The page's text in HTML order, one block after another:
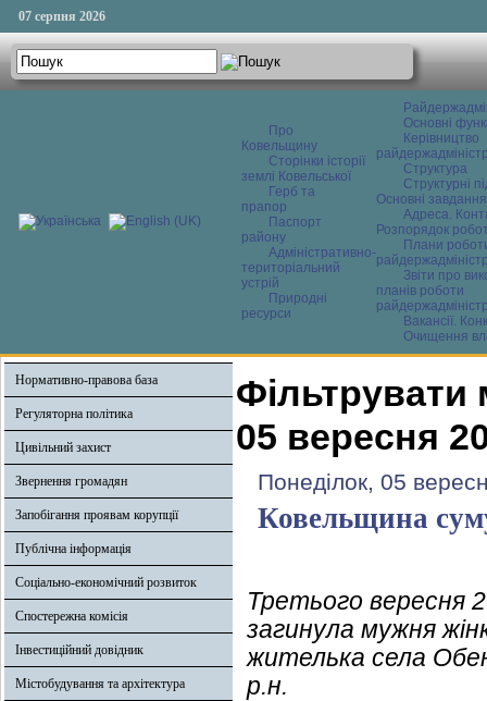
07 серпня 2026
Про
Ковельщину
Сторінки історії
землі Ковельської
Герб та
прапор
Паспорт
району
Адміністративно-
територіальний
устрій
Природні
ресурси
Основні
Керівництво
Структура
Структурні
Основні завдання
Адреса.
Розпорядок
Плани
Звіти про
планів роботи
Вакансії.
Очищення
Нормативно-правова база
Регуляторна політика
Цивільний захист
Звернення громадян
Запобігання проявам корупції
Публічна інформація
Соціально-економічний розвиток
Спостережна комісія
Інвестиційний довідник
Містобудування та архітектура
Фільтрувати
05 вересня
Понеділок, 05
Ковельщина
Третього вересня
загинула мужня
жителька села
р.н.